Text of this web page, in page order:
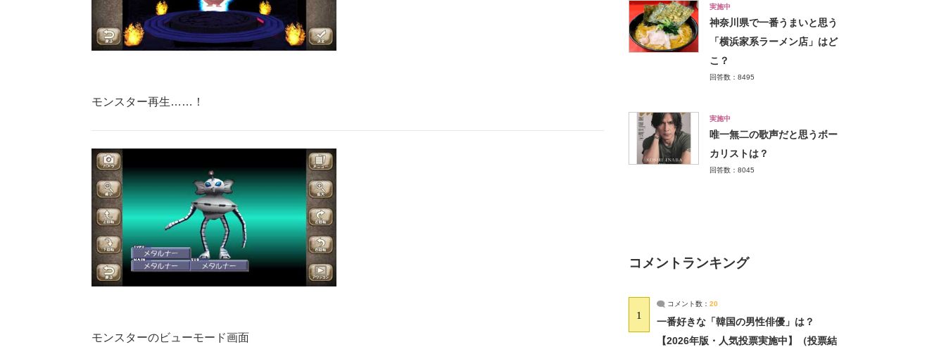
モンスター再生……！
モンスターのビューモード画面
実施中
神奈川県で一番うまいと思う
「横浜家系ラーメン店」はど
こ？
回答数：8495
実施中
唯一無二の歌声だと思うボー
カリストは？
回答数：8045
コメントランキング
1
コメント数： 20
一番好きな「韓国の男性俳優」は？
【2026年版・人気投票実施中】（投票結